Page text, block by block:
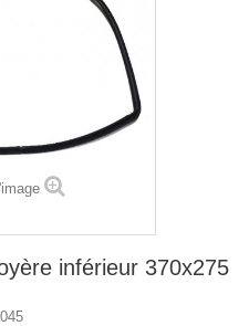
inférieur 370x275